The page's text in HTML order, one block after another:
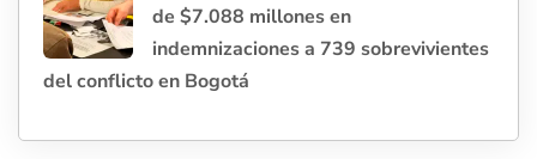
de $7.088 millones en
indemnizaciones a 739 sobrevivientes
del conflicto en Bogotá